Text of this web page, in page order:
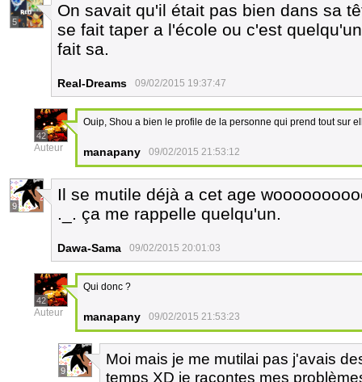
5
On savait qu'il était pas bien dans sa
se fait taper a l'école ou c'est
fait sa.
Real-Dreams 09/02/2015 19:37:47
42
Auteur
Ouip, Shou a bien le profile de la personne qui prend tout sur
manapany 09/02/2015 21:53:12
9
Il se mutile déjà a cet age
._. ça me rappelle quelqu'un.
Dawa-Sama 09/02/2015 20:01:03
42
Auteur
Qui donc ?
manapany 09/02/2015 21:53:23
9
Moi mais je me mutilai pas j'avais
temps XD je racontes mes